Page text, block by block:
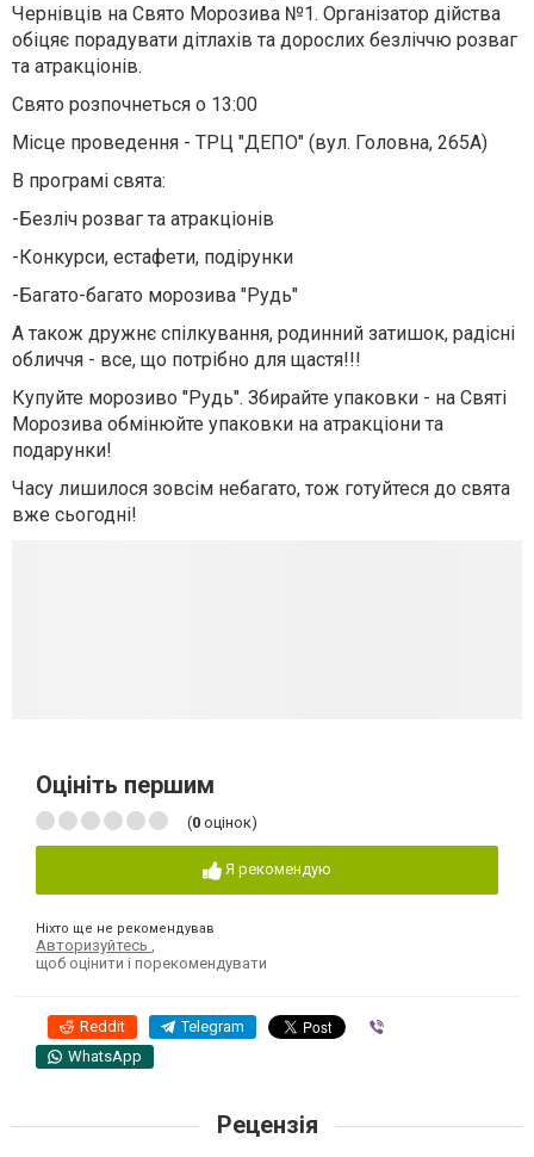
Чернівців на Свято Морозива №1. Організатор дійства
обіцяє порадувати дітлахів та дорослих безліччю розваг
та атракціонів.
Свято розпочнеться о 13:00
Місце проведення - ТРЦ "ДЕПО" (вул. Головна, 265А)
В програмі свята:
-Безліч розваг та атракціонів
-Конкурси, естафети, подірунки
-Багато-багато морозива "Рудь"
А також дружнє спілкування, родинний затишок, радісні
обличчя - все, що потрібно для щастя!!!
Купуйте морозиво "Рудь". Збирайте упаковки - на Святі
Морозива обмінюйте упаковки на атракціони та
подарунки!
Часу лишилося зовсім небагато, тож готуйтеся до свята
вже сьогодні!
Оцініть першим
(0 оцінок)
Я рекомендую
Ніхто ще не рекомендував
Авторизуйтесь
щоб оцінити і порекомендувати
Reddit Telegram
WhatsApp
Рецензія